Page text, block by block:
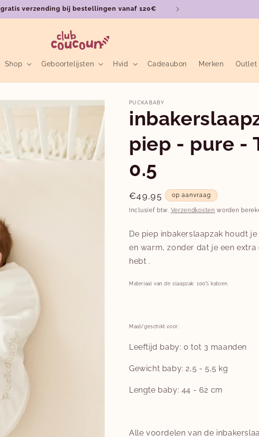
gratis verzending bij bestellingen vanaf 120€
Shop Geboortelijsten Hvid Cadeaubon Merken Outlet
PUCKABABY
piep - pure -
0.5
Normale
prijs
€49,95 op aanvraag
Inclusief btw. Verzendkosten worden
De piep inbakerslaapzak houdt
en warm, zonder dat je een extra
hebt .
Materiaal van de slaapzak: 100% katoen.
Maat/geschikt voor:
Leeftijd baby: 0 tot 3 maanden
Gewicht baby: 2,5 - 5,5 kg
Lengte baby: 44 - 62 cm
Alle voordelen van de